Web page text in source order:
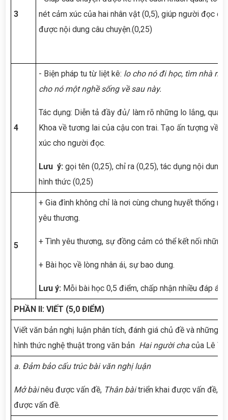
3
nét cảm xúc của hai nhân vật (0,5), giúp người đọc dễ
được nội dung câu chuyện.(0,25)
4
- Biện pháp tu từ liệt kê: lo cho nó đi học, tìm nhà
cho nó một nghề sống về sau này.
Tác dụng: Diễn tả đầy đủ/ làm rõ những lo lắng, quan
Khoa về tương lai của cậu con trai. Tạo ấn tượng về
xúc cho người đọc.
Lưu ý: gọi tên (0,25), chỉ ra (0,25), tác dụng nội dung
hình thức (0,25)
5
+ Gia đình không chỉ là nơi cùng chung huyết thống
yêu thương.
+ Tình yêu thương, sự đồng cảm có thể kết nối những
+ Bài học về lòng nhân ái, sự bao dung.
Lưu ý: Mỗi bài học 0,5 điểm, chấp nhận nhiều đáp án
PHẦN II: VIẾT (5,0 ĐIỂM)
Viết văn bản nghị luận phân tích, đánh giá chủ đề và những
hình thức nghệ thuật trong văn bản Hai người cha của Lê
a. Đảm bảo cấu trúc bài văn nghị luận
Mở bàinêu được vấn đề, Thân bàitriển khai được vấn đề,
được vấn đề.